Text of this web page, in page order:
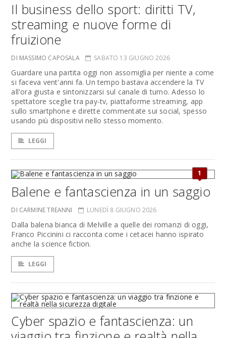
Il business dello sport: diritti TV,
streaming e nuove forme di
fruizione
DI MASSIMO CAPOSALA SABATO 13 GIUGNO 2026
Guardare una partita oggi non assomiglia per niente a come
si faceva vent'anni fa. Un tempo bastava accendere la TV
all'ora giusta e sintonizzarsi sul canale di turno. Adesso lo
spettatore sceglie tra pay-tv, piattaforme streaming, app
sullo smartphone e dirette commentate sui social, spesso
usando più dispositivi nello stesso momento.
LEGGI
1
Balene e fantascienza in un saggio
DI CARMINE TREANNI LUNEDÌ 8 GIUGNO 2026
Dalla balena bianca di Melville a quelle dei romanzi di oggi,
Franco Piccinini ci racconta come i cetacei hanno ispirato
anche la science fiction.
LEGGI
Cyber spazio e fantascienza: un